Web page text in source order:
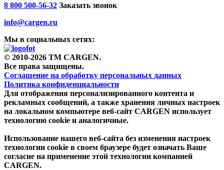
8 800 500-56-32 Заказать звонок
info@cargen.ru
Мы в социальных сетях:
© 2010-2026 TM CARGEN.
Все права защищены.
Соглашение на обработку персональных данных
Политика конфиденциальности
Для отображения персонализированного контента и
рекламных сообщений, а также хранения личных настроек
на локальном компьютере веб-сайт CARGEN использует
технологию cookie и аналогичные.
Использование нашего веб-сайта без изменения настроек
технологии cookie в своем браузере будет означать Ваше
согласие на применение этой технологии компанией
CARGEN.